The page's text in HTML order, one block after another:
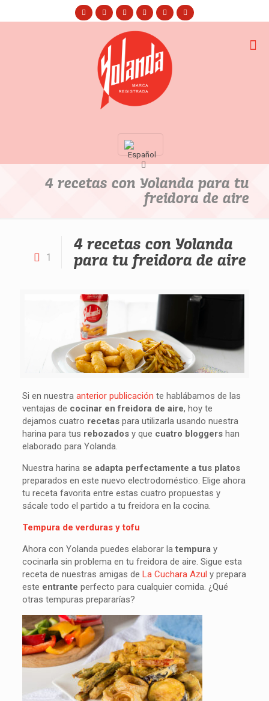
4 recetas con Yolanda para tu
freidora de aire
1
4 recetas con Yolanda
para tu freidora de aire
Si en nuestra anterior publicación te hablábamos de las
ventajas de cocinar en freidora de aire, hoy te
dejamos cuatro recetaspara utilizarla usando nuestra
harina para tus rebozadosy que cuatro bloggershan
elaborado para Yolanda.
Nuestra harina se adapta perfectamente a tus platos
preparados en este nuevo electrodoméstico. Elige ahora
tu receta favorita entre estas cuatro propuestas y
sácale todo el partido a tu freidora en la cocina.
Tempura de verduras y tofu
Ahora con Yolanda puedes elaborar la tempuray
cocinarla sin problema en tu freidora de aire. Sigue esta
receta de nuestras amigas de La Cuchara Azul y prepara
este entrante perfecto para cualquier comida. ¿Qué
otras tempuras prepararías?